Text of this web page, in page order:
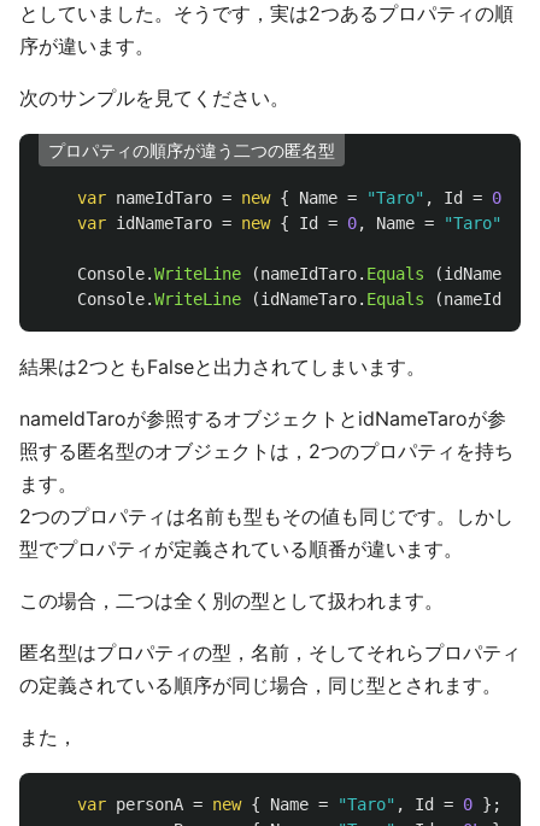
としていました。そうです，実は2つあるプロパティの順
序が違います。
次のサンプルを見てください。
プロパティの順序が違う二つの匿名型
var nameIdTaro = new { Name = "Taro" , Id = 0
var idNameTaro = new { Id = 0, Name = "Taro"
Console.WriteLine (nameIdTaro. Equals (idNameTaro
Console.WriteLine (idNameTaro. Equals (nameIdTaro
結果は2つともFalseと出力されてしまいます。
nameIdTaroが参照するオブジェクトとidNameTaroが参
照する匿名型のオブジェクトは，2つのプロパティを持ち
ます。
2つのプロパティは名前も型もその値も同じです。しかし
型でプロパティが定義されている順番が違います。
この場合，二つは全く別の型として扱われます。
匿名型はプロパティの型，名前，そしてそれらプロパティ
の定義されている順序が同じ場合，同じ型とされます。
また，
var personA = new { Name = "Taro" , Id = 0 };